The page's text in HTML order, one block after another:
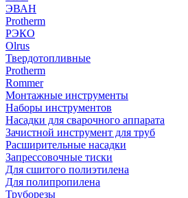
ЭВАН
Protherm
РЭКО
Olrus
Твердотопливные
Protherm
Rommer
Монтажные инструменты
Наборы инструментов
Насадки для сварочного аппарата
Зачистной инструмент для труб
Расширительные насадки
Запрессовочные тиски
Для сшитого полиэтилена
Для полипропилена
Труборезы